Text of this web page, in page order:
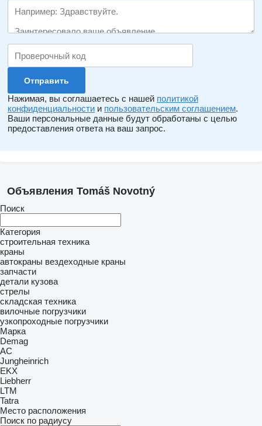
Нажимая, вы соглашаетесь с нашей политикой
конфиденциальности и пользовательским соглашением.
Ваши персональные данные будут обработаны с целью
предоставления ответа на ваш запрос.
Объявления Tomáš Novotný
Поиск
Категория
строительная техника
краны
автокраны вездеходные краны
запчасти
детали кузова
стрелы
складская техника
вилочные погрузчики
узкопроходные погрузчики
Марка
Demag
AC
Jungheinrich
EKX
Liebherr
LTM
Tatra
Место расположения
Поиск по радиусу